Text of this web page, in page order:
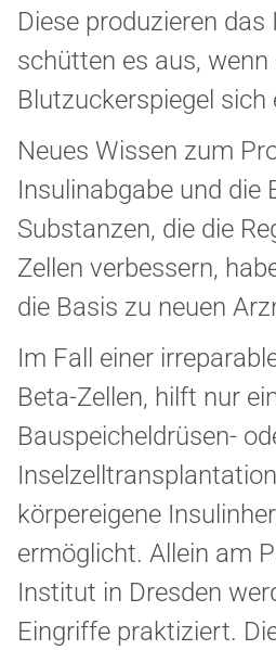
Diese produzieren das
schütten es aus, wenn
Blutzuckerspiegel sich
Neues Wissen zum
Insulinabgabe und die
Substanzen, die die
Zellen verbessern,
die Basis zu neuen
Im Fall einer
Beta-Zellen, hilft nur
Bauspeicheldrüsen-
körpereigene
ermöglicht. Allein am
Institut in Dresden
Eingriffe praktiziert.